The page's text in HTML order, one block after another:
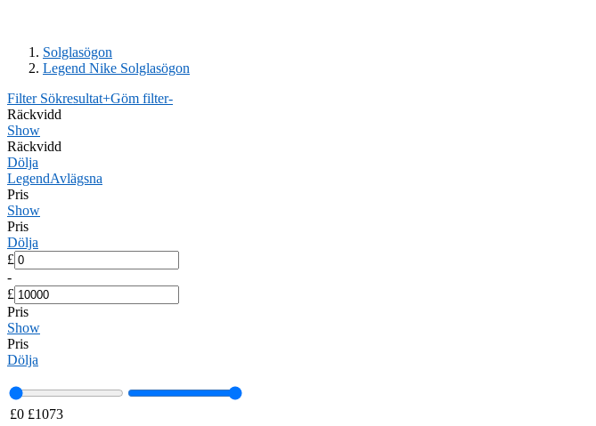
Solglasögon
Legend Nike Solglasögon
Filter Sökresultat+Göm filter-
Räckvidd
Show
Räckvidd
Dölja
LegendAvlägsna
Pris
Show
Pris
Dölja
£
-
£
Pris
Show
Pris
Dölja
£0 £1073